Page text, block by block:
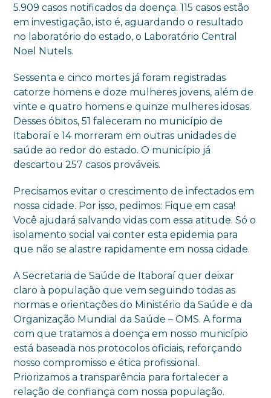
5.909 casos notificados da doença. 115 casos estão
em investigação, isto é, aguardando o resultado
no laboratório do estado, o Laboratório Central
Noel Nutels.
Sessenta e cinco mortes já foram registradas
catorze homens e doze mulheres jovens, além de
vinte e quatro homens e quinze mulheres idosas.
Desses óbitos, 51 faleceram no município de
Itaboraí e 14 morreram em outras unidades de
saúde ao redor do estado. O município já
descartou 257 casos prováveis.
Precisamos evitar o crescimento de infectados em
nossa cidade. Por isso, pedimos: Fique em casa!
Você ajudará salvando vidas com essa atitude. Só o
isolamento social vai conter esta epidemia para
que não se alastre rapidamente em nossa cidade.
A Secretaria de Saúde de Itaboraí quer deixar
claro à população que vem seguindo todas as
normas e orientações do Ministério da Saúde e da
Organização Mundial da Saúde – OMS. A forma
com que tratamos a doença em nosso município
está baseada nos protocolos oficiais, reforçando
nosso compromisso e ética profissional.
Priorizamos a transparência para fortalecer a
relação de confiança com nossa população.